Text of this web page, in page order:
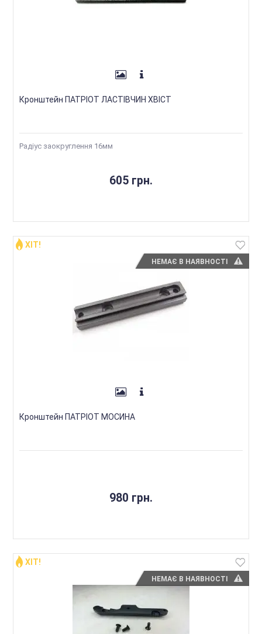
Кронштейн ПАТРІОТ ЛАСТІВЧИН ХВІСТ
Радіус заокруглення 16мм
605 грн.
НЕМАЄ В НАЯВНОСТІ
ХІТ!
Кронштейн ПАТРІОТ МОСИНА
980 грн.
НЕМАЄ В НАЯВНОСТІ
ХІТ!